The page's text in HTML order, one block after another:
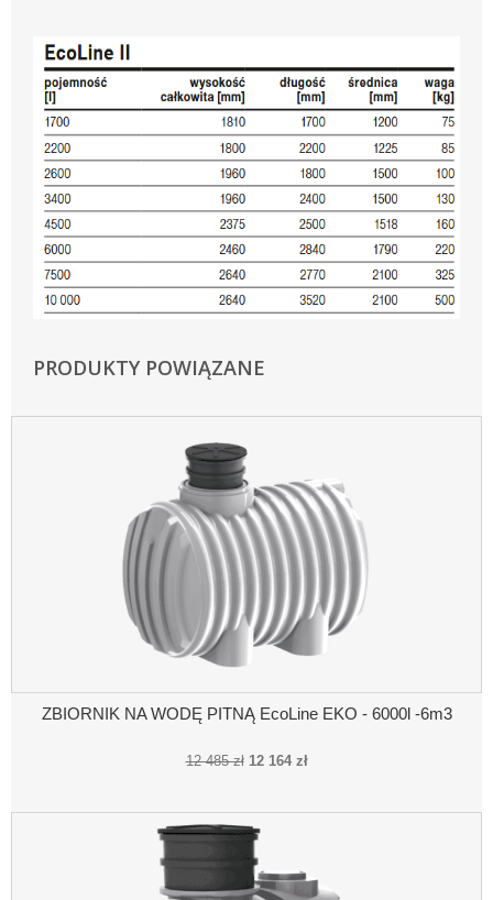
PRODUKTY POWIĄZANE
ZBIORNIK NA WODĘ PITNĄ EcoLine EKO - 6000l -6m3
12 485 zł 12 164 zł